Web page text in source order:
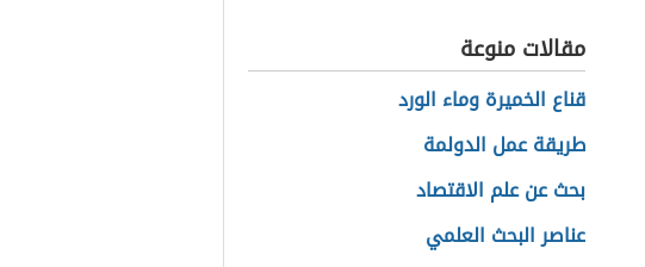
مقالات منوعة
قناع الخميرة وماء الورد
طريقة عمل الدولمة
بحث عن علم الاقتصاد
عناصر البحث العلمي